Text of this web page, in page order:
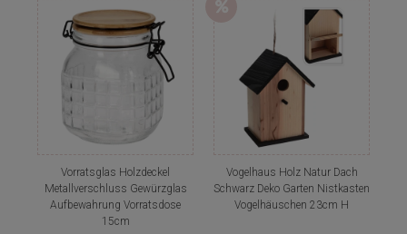
Vorratsglas Holzdeckel
Metallverschluss Gewürzglas
Aufbewahrung Vorratsdose
15cm
Vogelhaus Holz Natur Dach
Schwarz Deko Garten Nistkasten
Vogelhäuschen 23cm H